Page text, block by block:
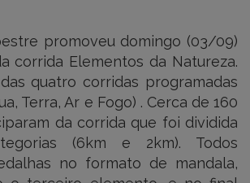
promoveu domingo (03/09)
corrida Elementos da Natureza.
quatro corridas programadas
Terra, Ar e Fogo) . Cerca de 160
da corrida que foi dividida
(6km e 2km). Todos
no formato de mandala,